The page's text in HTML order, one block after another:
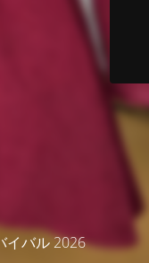
イバル 2026